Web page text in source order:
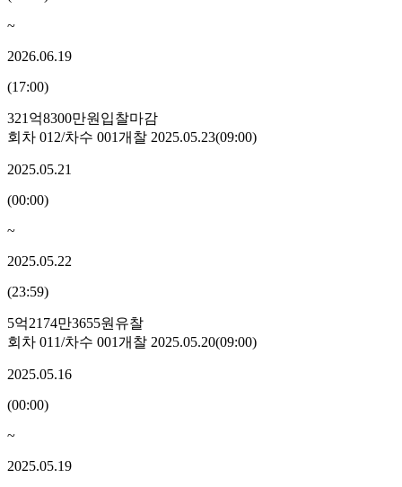
~
2026.06.19
(17:00)
321억8300만원 입찰마감
회차 012/차수 001개찰 2025.05.23(09:00)
2025.05.21
(00:00)
~
2025.05.22
(23:59)
5억2174만3655원 유찰
회차 011/차수 001개찰 2025.05.20(09:00)
2025.05.16
(00:00)
~
2025.05.19